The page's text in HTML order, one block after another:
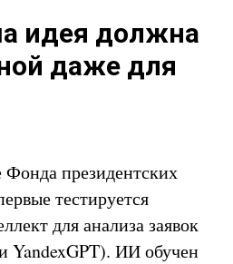
идея должна
даже для
президентских
тестируется
для анализа заявок
YandexGPT). ИИ обучен